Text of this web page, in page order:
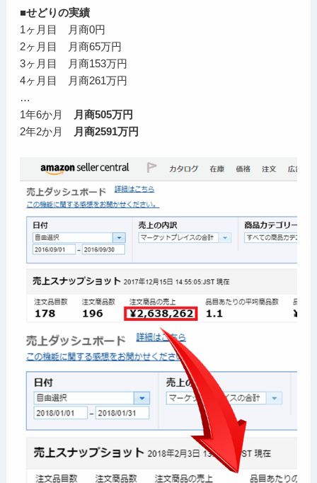
■せどりの実績
1ヶ月目 月商0円
2ヶ月目 月商65万円
3ヶ月目 月商153万円
4ヶ月目 月商261万円
…
1年6か月
月商505万円
2年2か月
月商2591万円